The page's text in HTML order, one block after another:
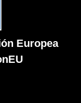
Europea